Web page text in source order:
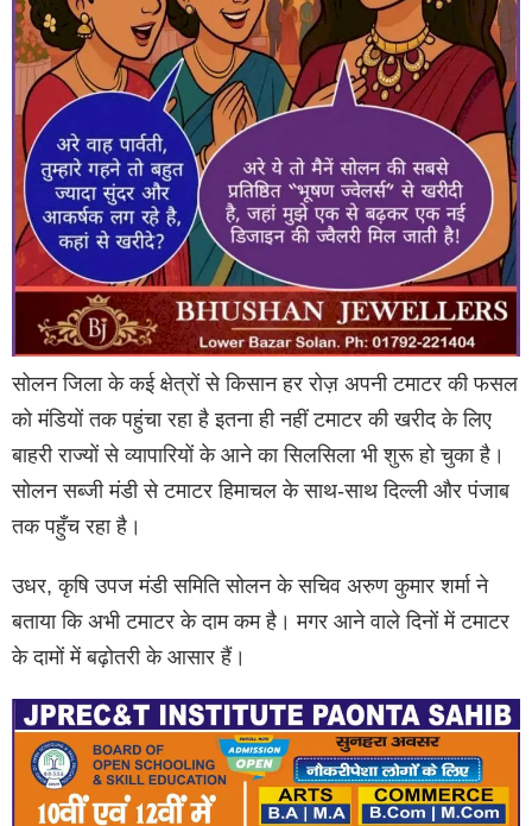
सोलन जिला के कई क्षेत्रों से किसान हर रोज़ अपनी टमाटर की फसल
को मंडियों तक पहुंचा रहा है इतना ही नहीं टमाटर की खरीद के लिए
बाहरी राज्यों से व्यापारियों के आने का सिलसिला भी शुरू हो चुका है।
सोलन सब्जी मंडी से टमाटर हिमाचल के साथ-साथ दिल्ली और पंजाब
तक पहुँच रहा है।
उधर, कृषि उपज मंडी समिति सोलन के सचिव अरुण कुमार शर्मा ने
बताया कि अभी टमाटर के दाम कम है। मगर आने वाले दिनों में टमाटर
के दामों में बढ़ोतरी के आसार हैं।